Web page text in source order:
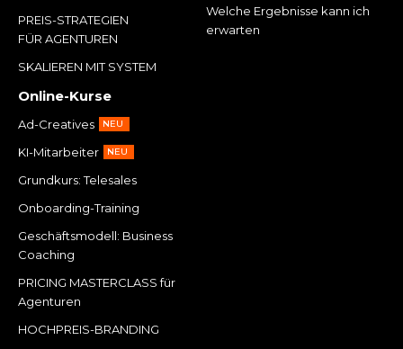
PREIS-STRATEGIEN
FÜR AGENTUREN
SKALIEREN MIT SYSTEM
Online-Kurse
Ad-Creatives NEU
KI-Mitarbeiter NEU
Grundkurs: Telesales
Onboarding-Training
Geschäftsmodell: Business
Coaching
PRICING MASTERCLASS für
Agenturen
HOCHPREIS-BRANDING
Welche Ergebnisse kann ich
erwarten